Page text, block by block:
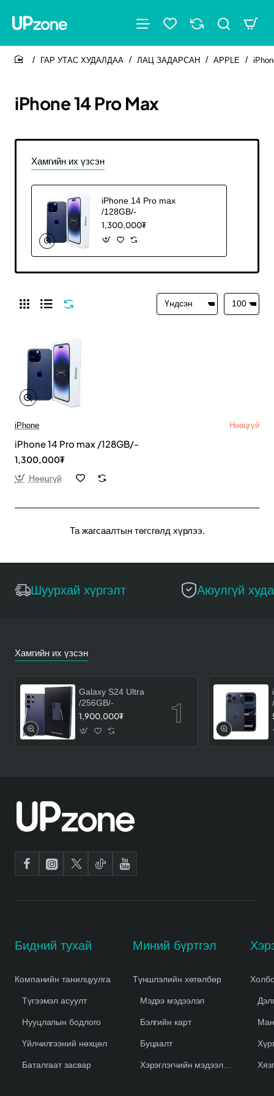
iPhone 14 Pro Max
ГАР УТАС ХУДАЛДАА ЛАЦ ЗАДАРСАН APPLE
Хамгийн их үзсэн
iPhone 14 Pro max
/128GB/-
1,300,000₮
iPhone Нөөцгүй
iPhone 14 Pro max /128GB/-
1,300,000₮
Нөөцгүй
Та жагсаалтын төгсгөлд хүрлээ.
Шуурхай хүргэлт Аюулгүй
Хамгийн их үзсэн
Galaxy S24 Ultra
/256GB/-
1,900,000₮
Бидний тухай
Компанийн танилцуулга
Түгээмэл асуулт
Нууцлалын бодлого
Үйлчилгээний нөхцөл
Баталгаат засвар
Миний бүртгэл
Түншлэлийн хөтөлбөр
Мэдээ мэдээлэл
Бэлгийн карт
Буцаалт
Хэрэглэгчийн мэдээлэл устгах